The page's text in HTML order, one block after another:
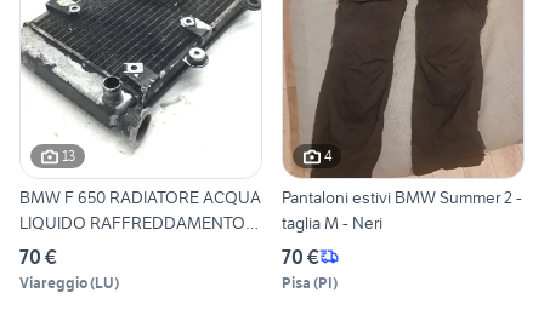
13
BMW F 650 RADIATORE ACQUA
LIQUIDO RAFFREDDAMENTO
M
70 €
Viareggio(LU)
4
Pantaloni estivi BMW Summer 2 -
taglia M - Neri
70 €
Pisa (PI)